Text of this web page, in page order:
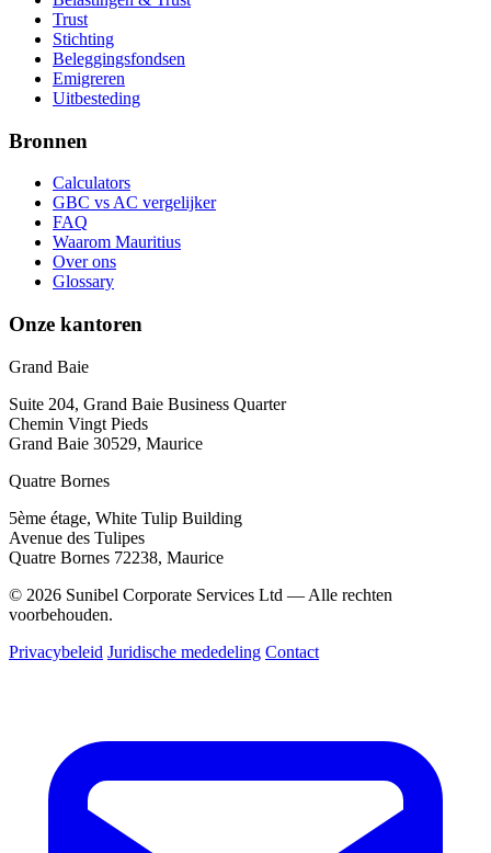
Trust
Stichting
Beleggingsfondsen
Emigreren
Uitbesteding
Bronnen
Calculators
GBC vs AC vergelijker
FAQ
Waarom Mauritius
Over ons
Glossary
Onze kantoren
Grand Baie
Suite 204, Grand Baie Business Quarter
Chemin Vingt Pieds
Grand Baie 30529, Maurice
Quatre Bornes
5ème étage, White Tulip Building
Avenue des Tulipes
Quatre Bornes 72238, Maurice
© 2026 Sunibel Corporate Services Ltd — Alle rechten
voorbehouden.
Privacybeleid Juridische mededeling Contact